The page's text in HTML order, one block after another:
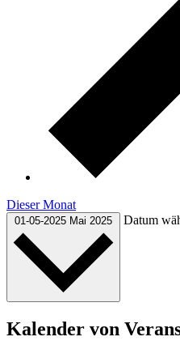
Dieser Monat
01-05-2025 Mai 2025 Datum
Kalender von